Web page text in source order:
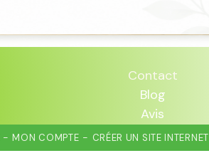
Contact
Blog
Avis
MON COMPTE CRÉER UN SITE INTERNET